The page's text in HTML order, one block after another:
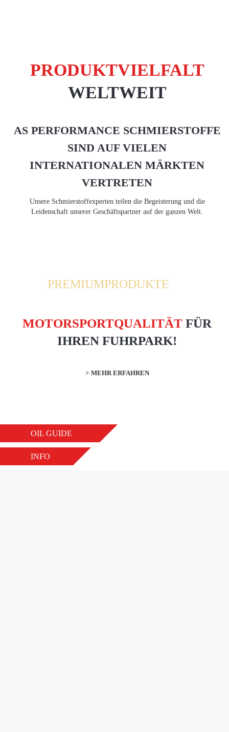
PRODUKTVIELFALT
WELTWEIT
AS PERFORMANCE SCHMIERSTOFFE
SIND AUF VIELEN
INTERNATIONALEN MÄRKTEN
VERTRETEN
Unsere Schmierstoffexperten teilen die Begeisterung und die
Leidenschaft unserer Geschäftspartner auf der ganzen Welt.
PREMIUMPRODUKTE
MOTORSPORTQUALITÄT FÜR
IHREN FUHRPARK!
MEHR ERFAHREN
OIL GUIDE
INFO